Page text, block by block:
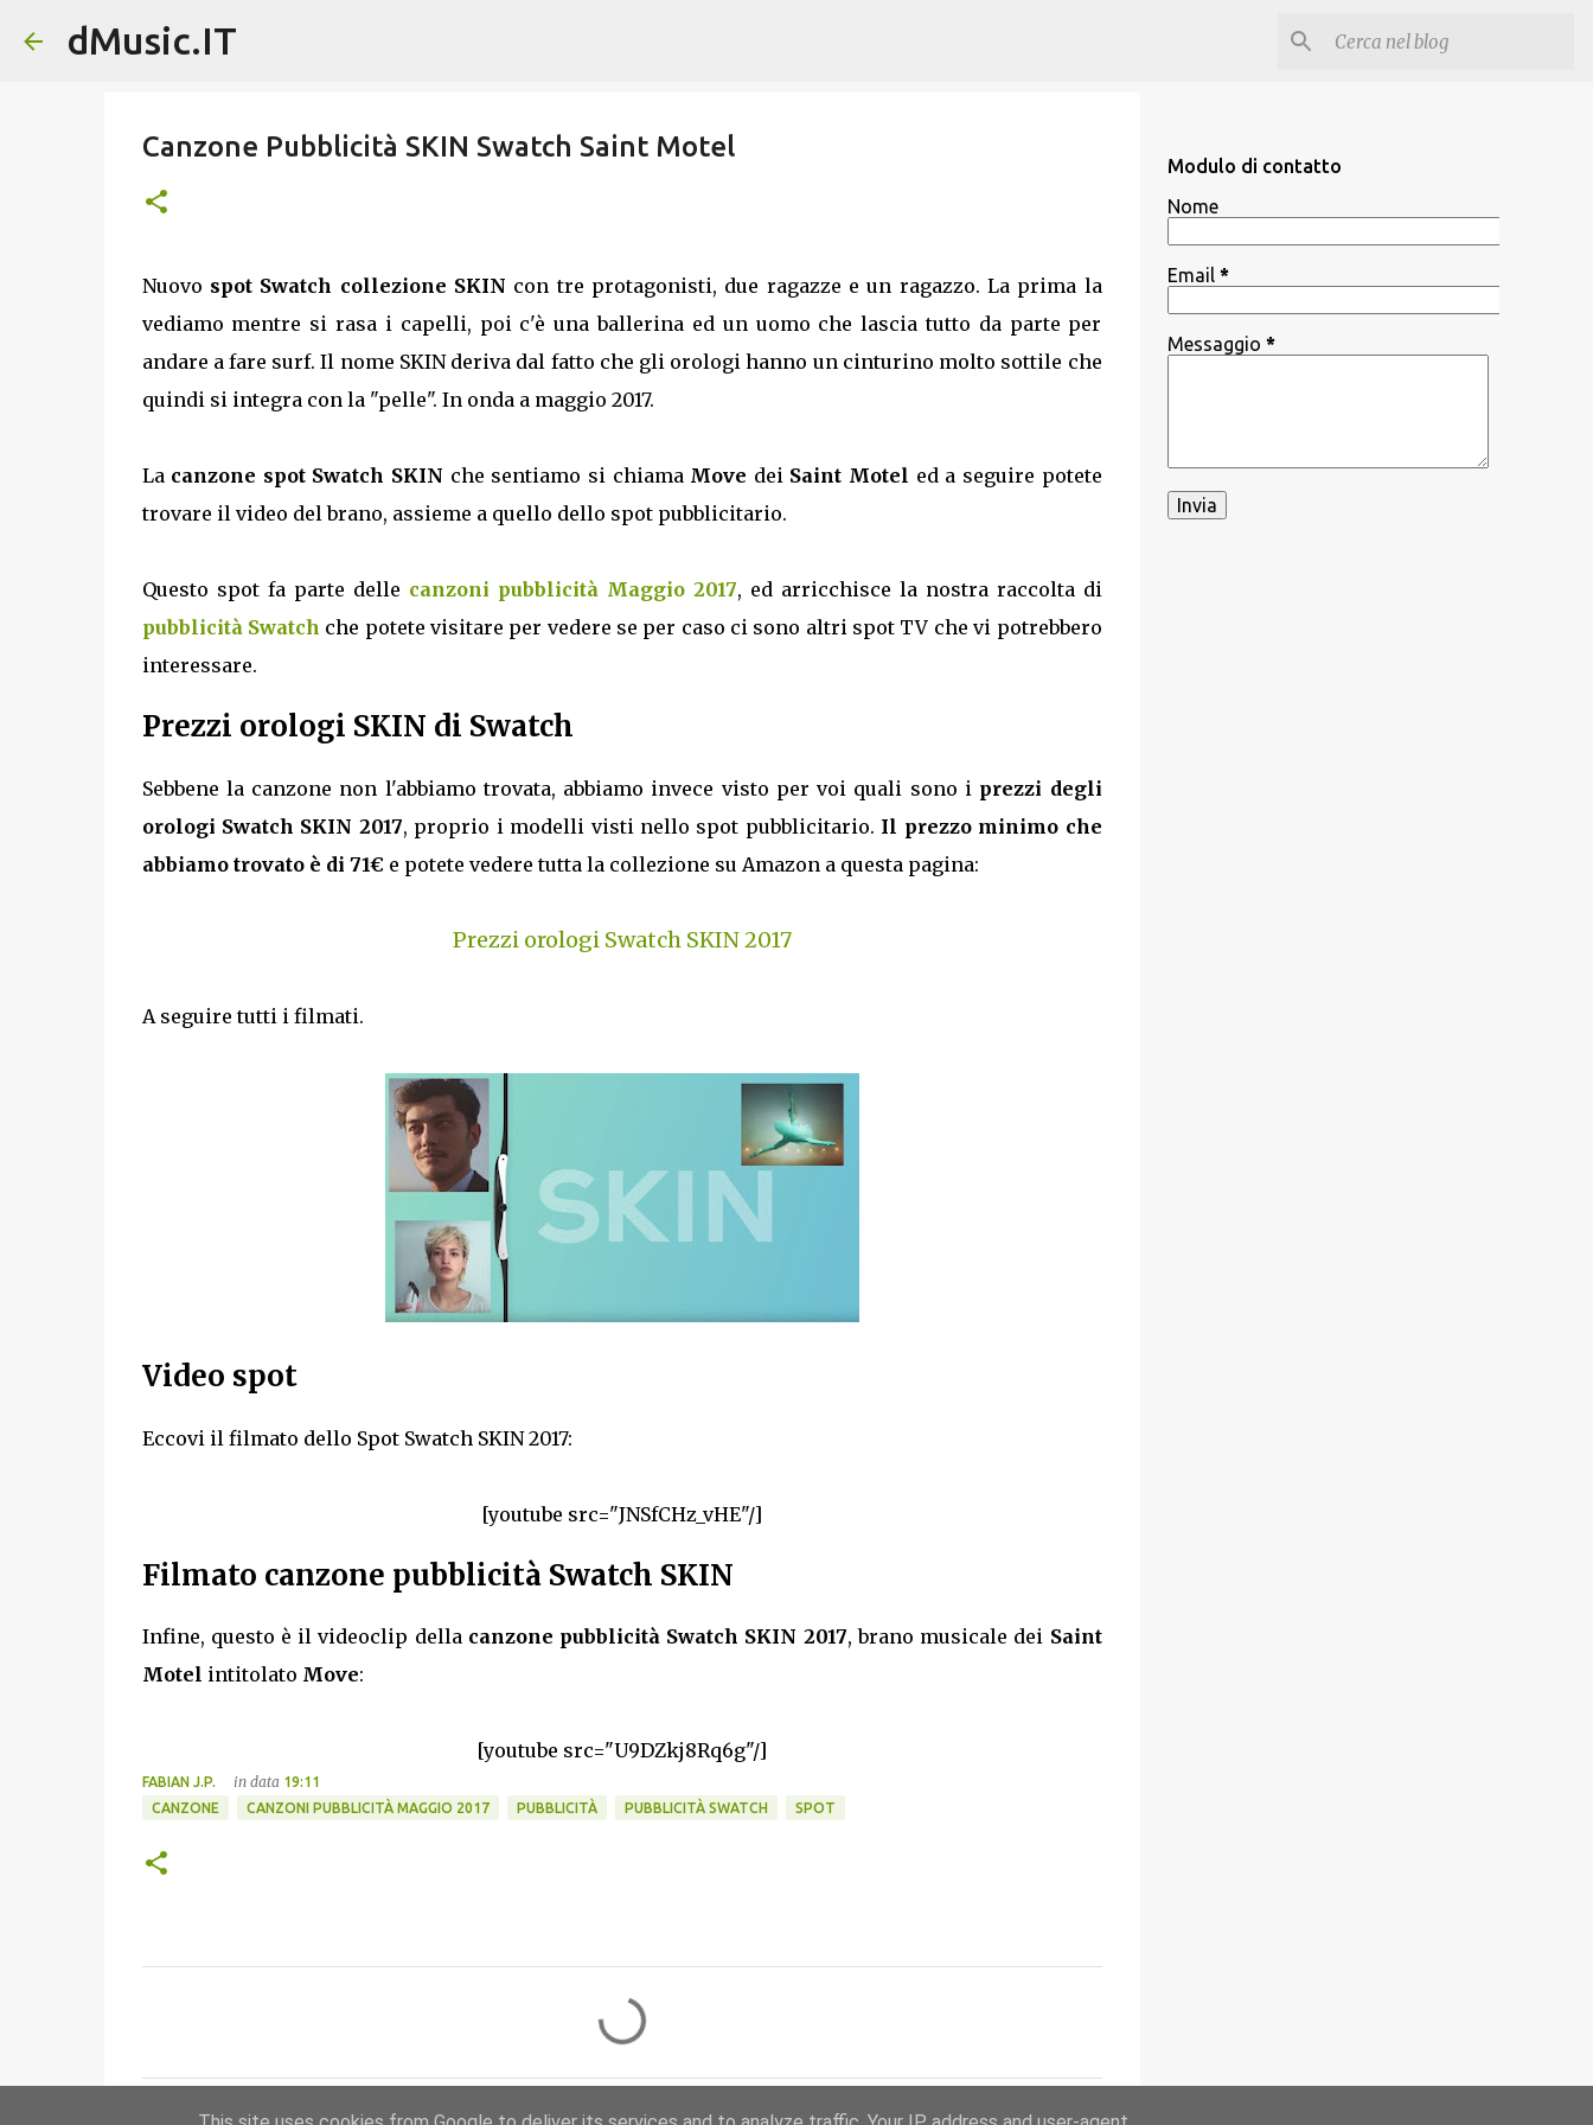
dMusic.IT
Canzone Pubblicità SKIN Swatch Saint Motel
Nuovo spot Swatch collezione SKIN con tre protagonisti, due ragazze e un ragazzo. La prima la
vediamo mentre si rasa i capelli, poi c'è una ballerina ed un uomo che lascia tutto da parte per
andare a fare surf. Il nome SKIN deriva dal fatto che gli orologi hanno un cinturino molto sottile che
quindi si integra con la "pelle". In onda a maggio 2017.
La canzone spot Swatch SKIN che sentiamo si chiama Move dei Saint Motel ed a seguire potete
trovare il video del brano, assieme a quello dello spot pubblicitario.
Questo spot fa parte delle canzoni pubblicità Maggio 2017, ed arricchisce la nostra raccolta di
pubblicità Swatch che potete visitare per vedere se per caso ci sono altri spot TV che vi potrebbero
interessare.
Prezzi orologi SKIN di Swatch
Sebbene la canzone non l'abbiamo trovata, abbiamo invece visto per voi quali sono i prezzi degli
orologi Swatch SKIN 2017, proprio i modelli visti nello spot pubblicitario. Il prezzo minimo che
abbiamo trovato è di 71€ e potete vedere tutta la collezione su Amazon a questa pagina:
Prezzi orologi Swatch SKIN 2017
A seguire tutti i filmati.
Video spot
Eccovi il filmato dello Spot Swatch SKIN 2017:
[youtube src="JNSfCHz_vHE"/]
Filmato canzone pubblicità Swatch SKIN
Infine, questo è il videoclip della canzone pubblicità Swatch SKIN 2017, brano musicale dei Saint
Motel intitolato Move:
[youtube src="U9DZkj8Rq6g"/]
FABIAN J.P. in data 19:11
CANZONE
CANZONI PUBBLICITÀ MAGGIO 2017 PUBBLICITÀ PUBBLICITÀ SWATCH SPOT
Modulo di contatto
Nome
Email *
Messaggio *